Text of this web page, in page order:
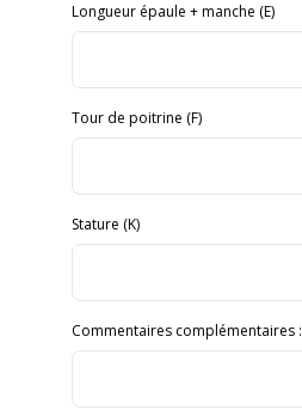
Longueur épaule + manche (E)
Tour de poitrine (F)
Stature (K)
Commentaires complémentaires :